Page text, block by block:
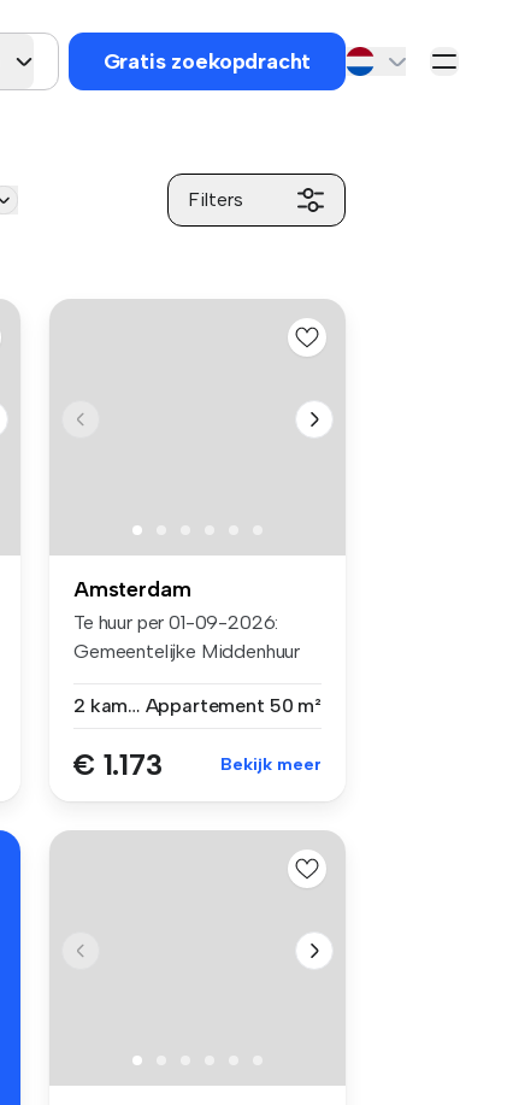
Gratis zoekopdracht
Filters
Amsterdam
Te huur per 01-09-2026:
Gemeentelijke Middenhuur
2 kamers Appartement 50 m²
€ 1.173 Bekijk meer